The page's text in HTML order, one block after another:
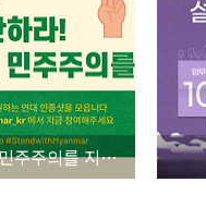
미얀마의 민주주의를 지지합니다!